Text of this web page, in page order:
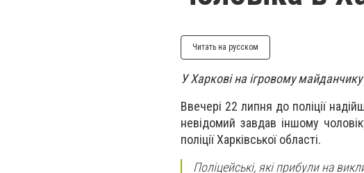
Читать на русском
У Харкові на ігровому
Ввечері 22 липня до поліції
невідомий завдав іншому
поліції Харківської області.
Поліцейські, які прибули на